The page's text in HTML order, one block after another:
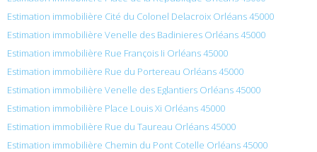
Estimation immobilière Cité du Colonel Delacroix Orléans 45000
Estimation immobilière Venelle des Badinieres Orléans 45000
Estimation immobilière Rue François Ii Orléans 45000
Estimation immobilière Rue du Portereau Orléans 45000
Estimation immobilière Venelle des Eglantiers Orléans 45000
Estimation immobilière Place Louis Xi Orléans 45000
Estimation immobilière Rue du Taureau Orléans 45000
Estimation immobilière Chemin du Pont Cotelle Orléans 45000